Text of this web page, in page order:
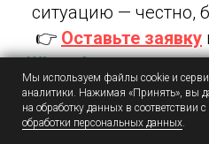
ситуацию — честно,
👉 Оставьте заявку
WhatsApp— ответим
📍 2021 год
Мы используем файлы cookie и
аналитики. Нажимая «Принять», вы
на обработку данных в соответствии с
обработки персональных данных.
Наш Telegram